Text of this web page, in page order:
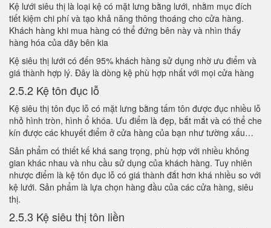
Kệ lưới siêu thị là loại kệ có mặt lưng bằng lưới, nhằm mục đích
tiết kiệm chi phí và tạo khả năng thông thoáng cho cửa hàng.
Khách hàng khi mua hàng có thể đứng bên này và nhìn thấy
hàng hóa của dãy bên kia
Kệ siêu thị lưới có đến 95% khách hàng sử dụng nhờ ưu điểm và
giá thành hợp lý. Đây là dòng kệ phù hợp nhất với mọi cửa hàng
2.5.2 Kệ tôn đục lỗ
Kệ siêu thị tôn đục lỗ có mặt lưng bằng tấm tôn được đục nhiều lỗ
nhỏ hình tròn, hình ổ khóa. Ưu điểm là đẹp, bắt mắt và có thể che
kín được các khuyết điểm ở cửa hàng của bạn như tường xấu…
Sản phẩm có thiết kế khá sang trọng, phù hợp với nhiều không
gian khác nhau và nhu cầu sử dụng của khách hàng. Tuy nhiên
nhược điểm là kệ tôn đục lỗ có giá thành đắt hơn khá nhiều so với
kệ lưới. Sản phẩm là lựa chọn hàng đầu của các cửa hàng, siêu
thị.
2.5.3 Kệ siêu thị tôn liền